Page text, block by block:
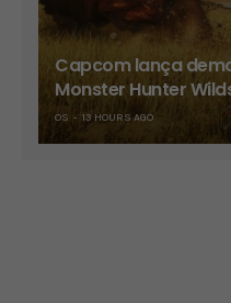
Capcom lança
Monster Hunter
OS 13 HOURS AGO